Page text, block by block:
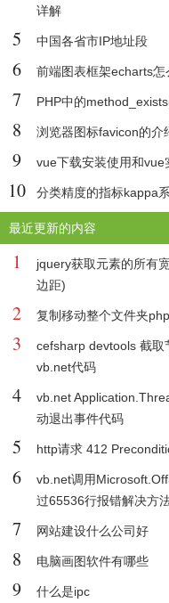
详解
5 中国各省市IP地址段
6 前端图表框架echarts
7 PHP中的
8 浏览器图标favicon的介
9 vue下载安装使用和vue
10 分类精度的指标kappa
最近更新的内容
1
jquery获取元素的所有
边距)
2 复制移动整个文件夹
3
cefsharp devtools 截取
vb.net代码
4
vb.net
动退出事件代码
5 http请求 412
6
vb.net调用
过65536行报错解决方
7 网站建设什么公司好
8 电脑画图软件有哪些
9 什么是ipc